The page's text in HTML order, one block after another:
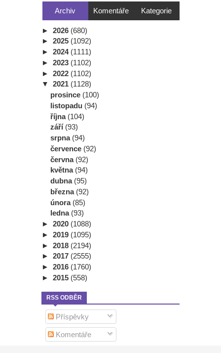
Archiv Komentáře Kategorie
► 2026 (680)
► 2025 (1092)
► 2024 (1111)
► 2023 (1102)
► 2022 (1102)
▼ 2021 (1128)
prosince (100)
listopadu (94)
října (104)
září (93)
srpna (94)
července (92)
června (92)
května (94)
dubna (95)
března (92)
února (85)
ledna (93)
► 2020 (1088)
► 2019 (1095)
► 2018 (2194)
► 2017 (2555)
► 2016 (1760)
► 2015 (558)
RSS ODBĚR
Příspěvky
Komentáře